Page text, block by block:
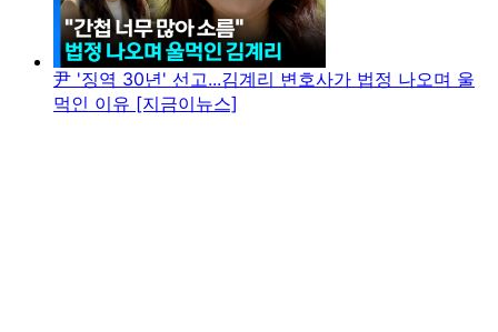
尹 '징역 30년' 선고...김계리 변호사가 법정 나오며 울
먹인 이유 [지금이뉴스]